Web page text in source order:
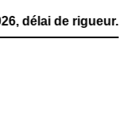
rigueur.